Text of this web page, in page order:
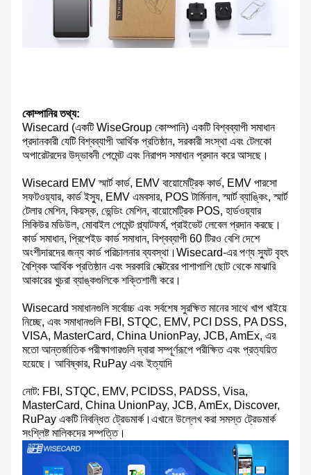
কোম্পানির তথ্য:
Wisecard (একটি WiseGroup কোম্পানি) একটি বিশ্বব্যাপী সমাধান
প্রদানকারী যেটি বিশ্বব্যাপী আর্থিক প্রতিষ্ঠান, সরকারী সংস্থা এবং টেলকো
অপারেটরদের উদ্ভাবনী পেমেন্ট এবং নিরাপদ সমাধান প্রদান করে আসছে।
Wisecard EMV স্মার্ট কার্ড, EMV বায়োমেট্রিক কার্ড, EMV পারসো
সফটওয়্যার, কার্ড ইস্যু, EMV এমবসার, POS টার্মিনাল, স্মার্ট ব্যাঙ্কিং, স্মার্ট
টেলার মেশিন, কিয়স্ক, ভেন্ডিং মেশিন, বায়োমেট্রিক POS, হার্ডওয়্যার
সিকিউর মডিউল, মোবাইল পেমেন্ট প্ল্যাটফর্ম, প্রাইভেট লেবেল প্রদান করছে।
কার্ড সমাধান, প্রিপেইড কার্ড সমাধান, বিশ্বব্যাপী 60 টিরও বেশি দেশে
অংশীদারদের জন্য কার্ড পরিচালনার ব্যবস্থা।Wisecard-এর পণ্য স্যুট বৃহৎ
বৈশ্বিক আর্থিক প্রতিষ্ঠান এবং সরকারি সেক্টরের পাশাপাশি ছোট থেকে মাঝারি
আকারের খুচরা ব্যাঙ্কগুলিকে শক্তিশালী করে।
Wisecard সমাধানগুলি সর্বোচ্চ এবং সর্বশেষ সুরক্ষিত মানের সাথে খাপ খাইয়ে
নিচ্ছে, এবং সমাধানগুলি FBI, STQC, EMV, PCI DSS, PA DSS,
VISA, MasterCard, China UnionPay, JCB, AmEx, এর
মতো আন্তর্জাতিক পরীক্ষাগারগুলি দ্বারা সম্পূর্ণরূপে পরীক্ষিত এবং প্রত্যয়িত
হয়েছে। আবিষ্কার, RuPay এবং ইত্যাদি
নোট: FBI, STQC, EMV, PCIDSS, PADSS, Visa,
MasterCard, China UnionPay, JCB, AmEx, Discover,
RuPay একটি নিবন্ধিত ট্রেডমার্ক।এখানে উল্লেখ করা সমস্ত ট্রেডমার্ক
সংশ্লিষ্ট মালিকদের সম্পত্তি।